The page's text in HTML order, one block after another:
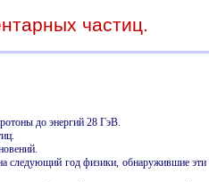
частиц.
до энергий 28 ГэВ.
следующий год физики, обнаружившие